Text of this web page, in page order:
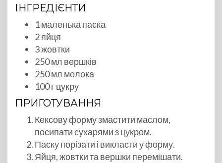
ІНГРЕДІЄНТИ
1 маленька паска
2 яйця
3 жовтки
250 мл вершків
250 мл молока
100 г цукру
ПРИГОТУВАННЯ
Кексову форму змастити маслом,
посипати сухарями з цукром.
Паску порізати і викласти у форму.
Яйця, жовтки та вершки перемішати.